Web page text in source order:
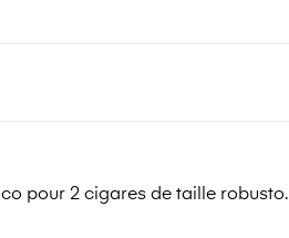
pour 2 cigares de taille robusto.